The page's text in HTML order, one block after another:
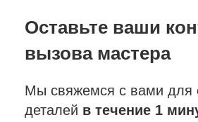
Оставьте ваши
вызова мастера
Мы свяжемся с вами для
деталей в течение 1